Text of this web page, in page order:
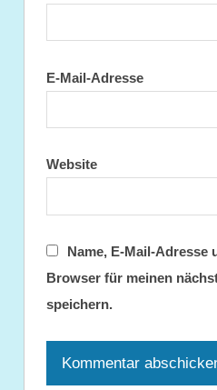
E-Mail-Adresse
Website
Name, E-Mail-Adresse
Browser für meinen
speichern.